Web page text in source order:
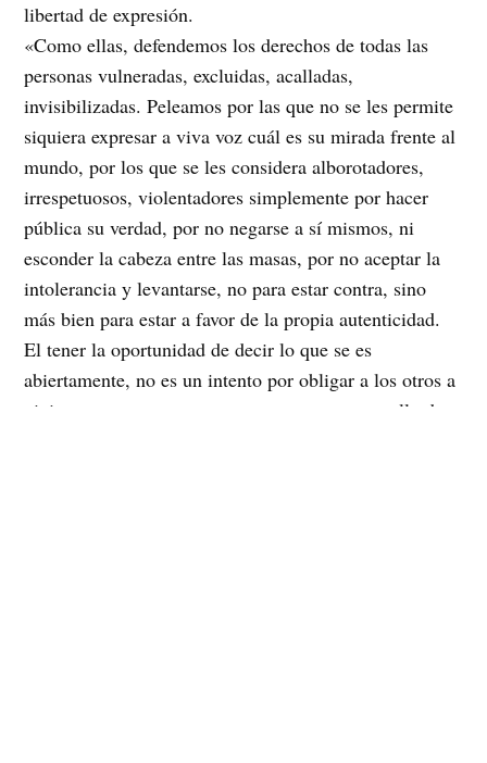
libertad de expresión.
«Como ellas, defendemos los derechos de todas las
personas vulneradas, excluidas, acalladas,
invisibilizadas. Peleamos por las que no se les permite
siquiera expresar a viva voz cuál es su mirada frente al
mundo, por los que se les considera alborotadores,
irrespetuosos, violentadores simplemente por hacer
pública su verdad, por no negarse a sí mismos, ni
esconder la cabeza entre las masas, por no aceptar la
intolerancia y levantarse, no para estar contra, sino
más bien para estar a favor de la propia autenticidad.
El tener la oportunidad de decir lo que se es
abiertamente, no es un intento por obligar a los otros a
vivir y a pensar como nosotros, no es un atropello de